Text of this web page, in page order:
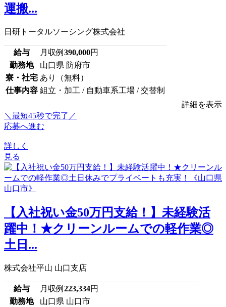
運搬...
日研トータルソーシング株式会社
給与 月収例 390,000円
勤務地
山口県 防府市
寮・社宅 あり（無料）
仕事内容 組立・加工 / 自動車系工場 / 交替制
詳細を表示
＼最短45秒で完了／
応募へ進む
詳しく
見る
【入社祝い金50万円支給！】未経験活
躍中！★クリーンルームでの軽作業◎
土日...
株式会社平山 山口支店
給与 月収例 223,334円
勤務地
山口県 山口市